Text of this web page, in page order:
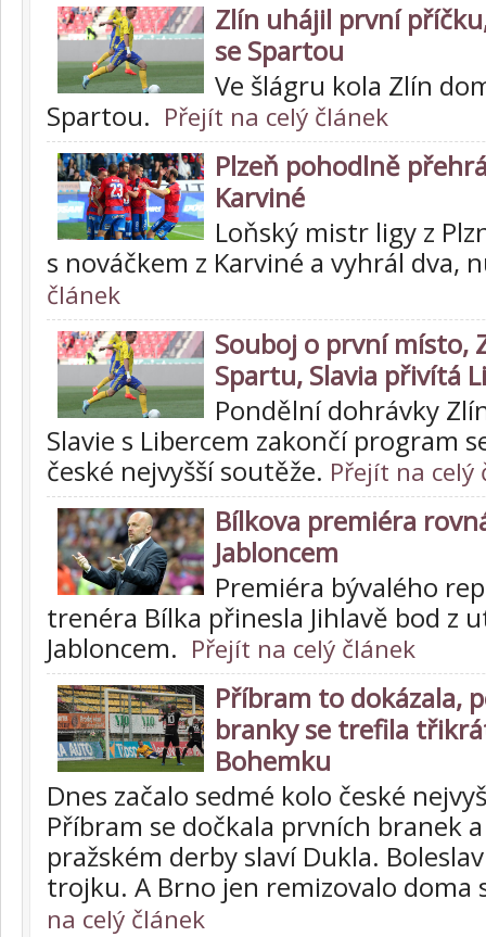
Zlín uhájil první
se Spartou
Ve šlágru kola Zlín
Spartou. Přejít na celý článek
Plzeň pohodlně
Karviné
Loňský mistr ligy z
s nováčkem z Karviné a vyhrál dva,
článek
Souboj o první místo,
Spartu, Slavia přivítá
Pondělní dohrávky
Slavie s Libercem zakončí program
české nejvyšší soutěže. Přejít na celý
Bílkova premiéra
Jabloncem
Premiéra bývalého
trenéra Bílka přinesla Jihlavě bod z
Jabloncem. Přejít na celý článek
Příbram to dokázala,
branky se trefila
Bohemku
Dnes začalo sedmé kolo české
Příbram se dočkala prvních branek
pražském derby slaví Dukla.
trojku. A Brno jen remizovalo doma
na celý článek